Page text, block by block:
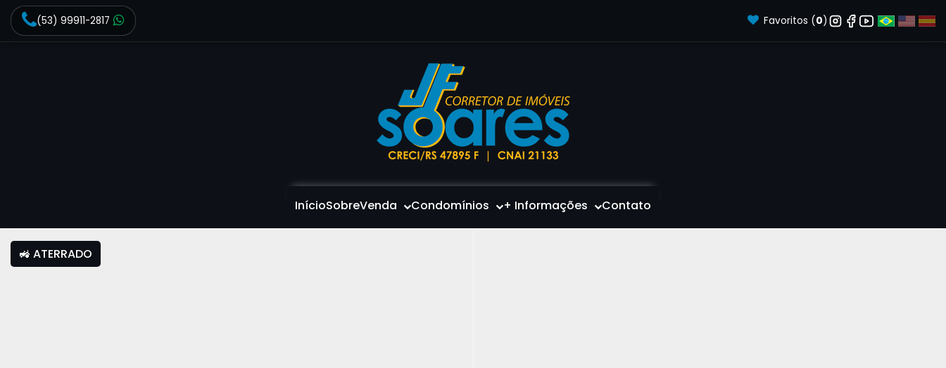
(53) 99911-2817 Favoritos (0)
InícioSobreVenda Condomínios + Informações Contato
🚜 ATERRADO